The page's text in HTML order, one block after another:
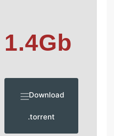
1.4Gb
Download
.torrent